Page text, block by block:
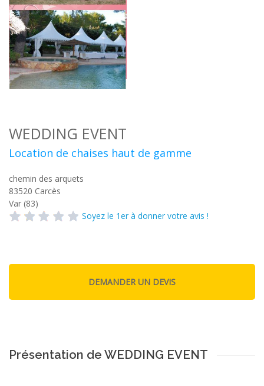
WEDDING EVENT
Location de chaises haut de gamme
chemin des arquets
83520 Carcès
Var (83)
Soyez le 1er à donner votre avis !
Présentation de WEDDING EVENT